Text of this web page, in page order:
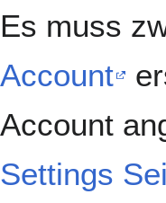
Es muss
Account
Account
Settings